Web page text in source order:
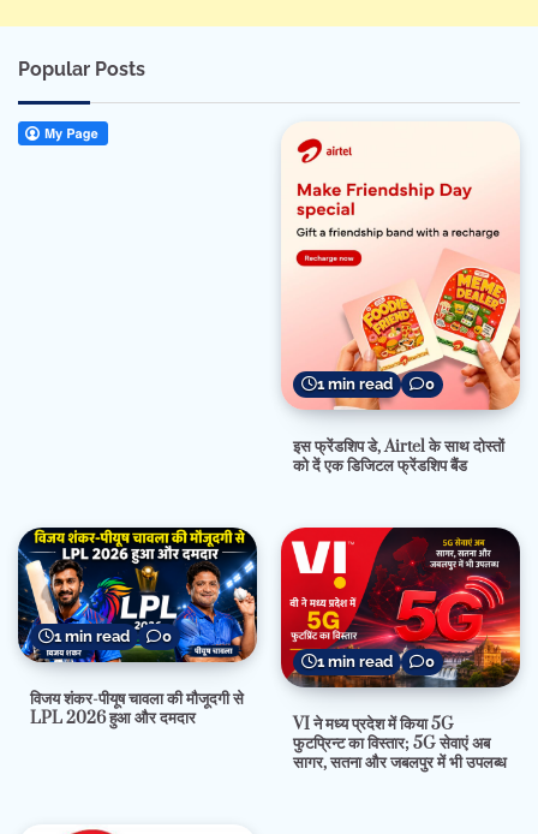
Popular Posts
1 min read 0
इस फ्रेंडशिप डे, Airtel के साथ दोस्तों
को दें एक डिजिटल फ्रेंडशिप बैंड
1 min read 0
विजय शंकर-पीयूष चावला की मौजूदगी से
LPL 2026 हुआ और दमदार
1 min read 0
VI ने मध्य प्रदेश में किया 5G
फुटप्रिन्ट का विस्तार; 5G सेवाएं अब
सागर, सतना और जबलपुर में भी उपलब्ध